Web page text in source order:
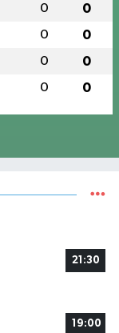
0 0
0 0
0 0
0 0
21:30
19:00